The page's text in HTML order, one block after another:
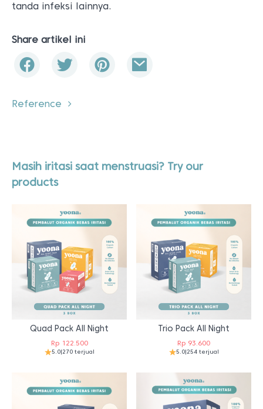
tanda infeksi lainnya.
Share artikel ini
Reference
Masih iritasi saat menstruasi? Try our
products
Quad Pack All Night
Rp122.500
5.0|270 terjual
Trio Pack All Night
Rp 93.600
5.0|254 terjual